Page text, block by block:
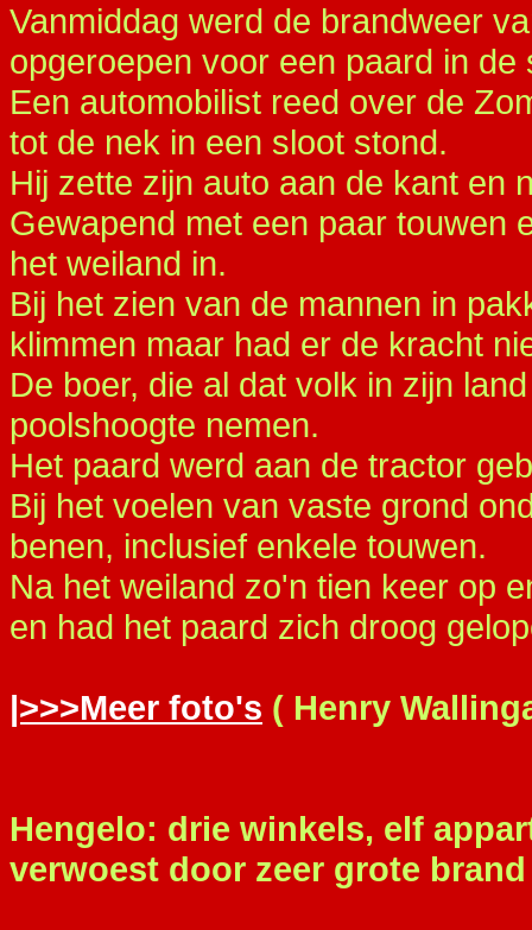
Vanmiddag werd de brandweer
opgeroepen voor een paard in de
Een automobilist reed over de
tot de nek in een sloot stond.
Hij zette zijn auto aan de kant en
Gewapend met een paar touwen
het weiland in.
Bij het zien van de mannen in
klimmen maar had er de kracht
De boer, die al dat volk in zijn
poolshoogte nemen.
Het paard werd aan de tractor
Bij het voelen van vaste grond
benen, inclusief enkele touwen.
Na het weiland zo'n tien keer op
en had het paard zich droog
|>>>Meer foto's ( Henry
Hengelo: drie winkels, elf
verwoest door zeer grote brand